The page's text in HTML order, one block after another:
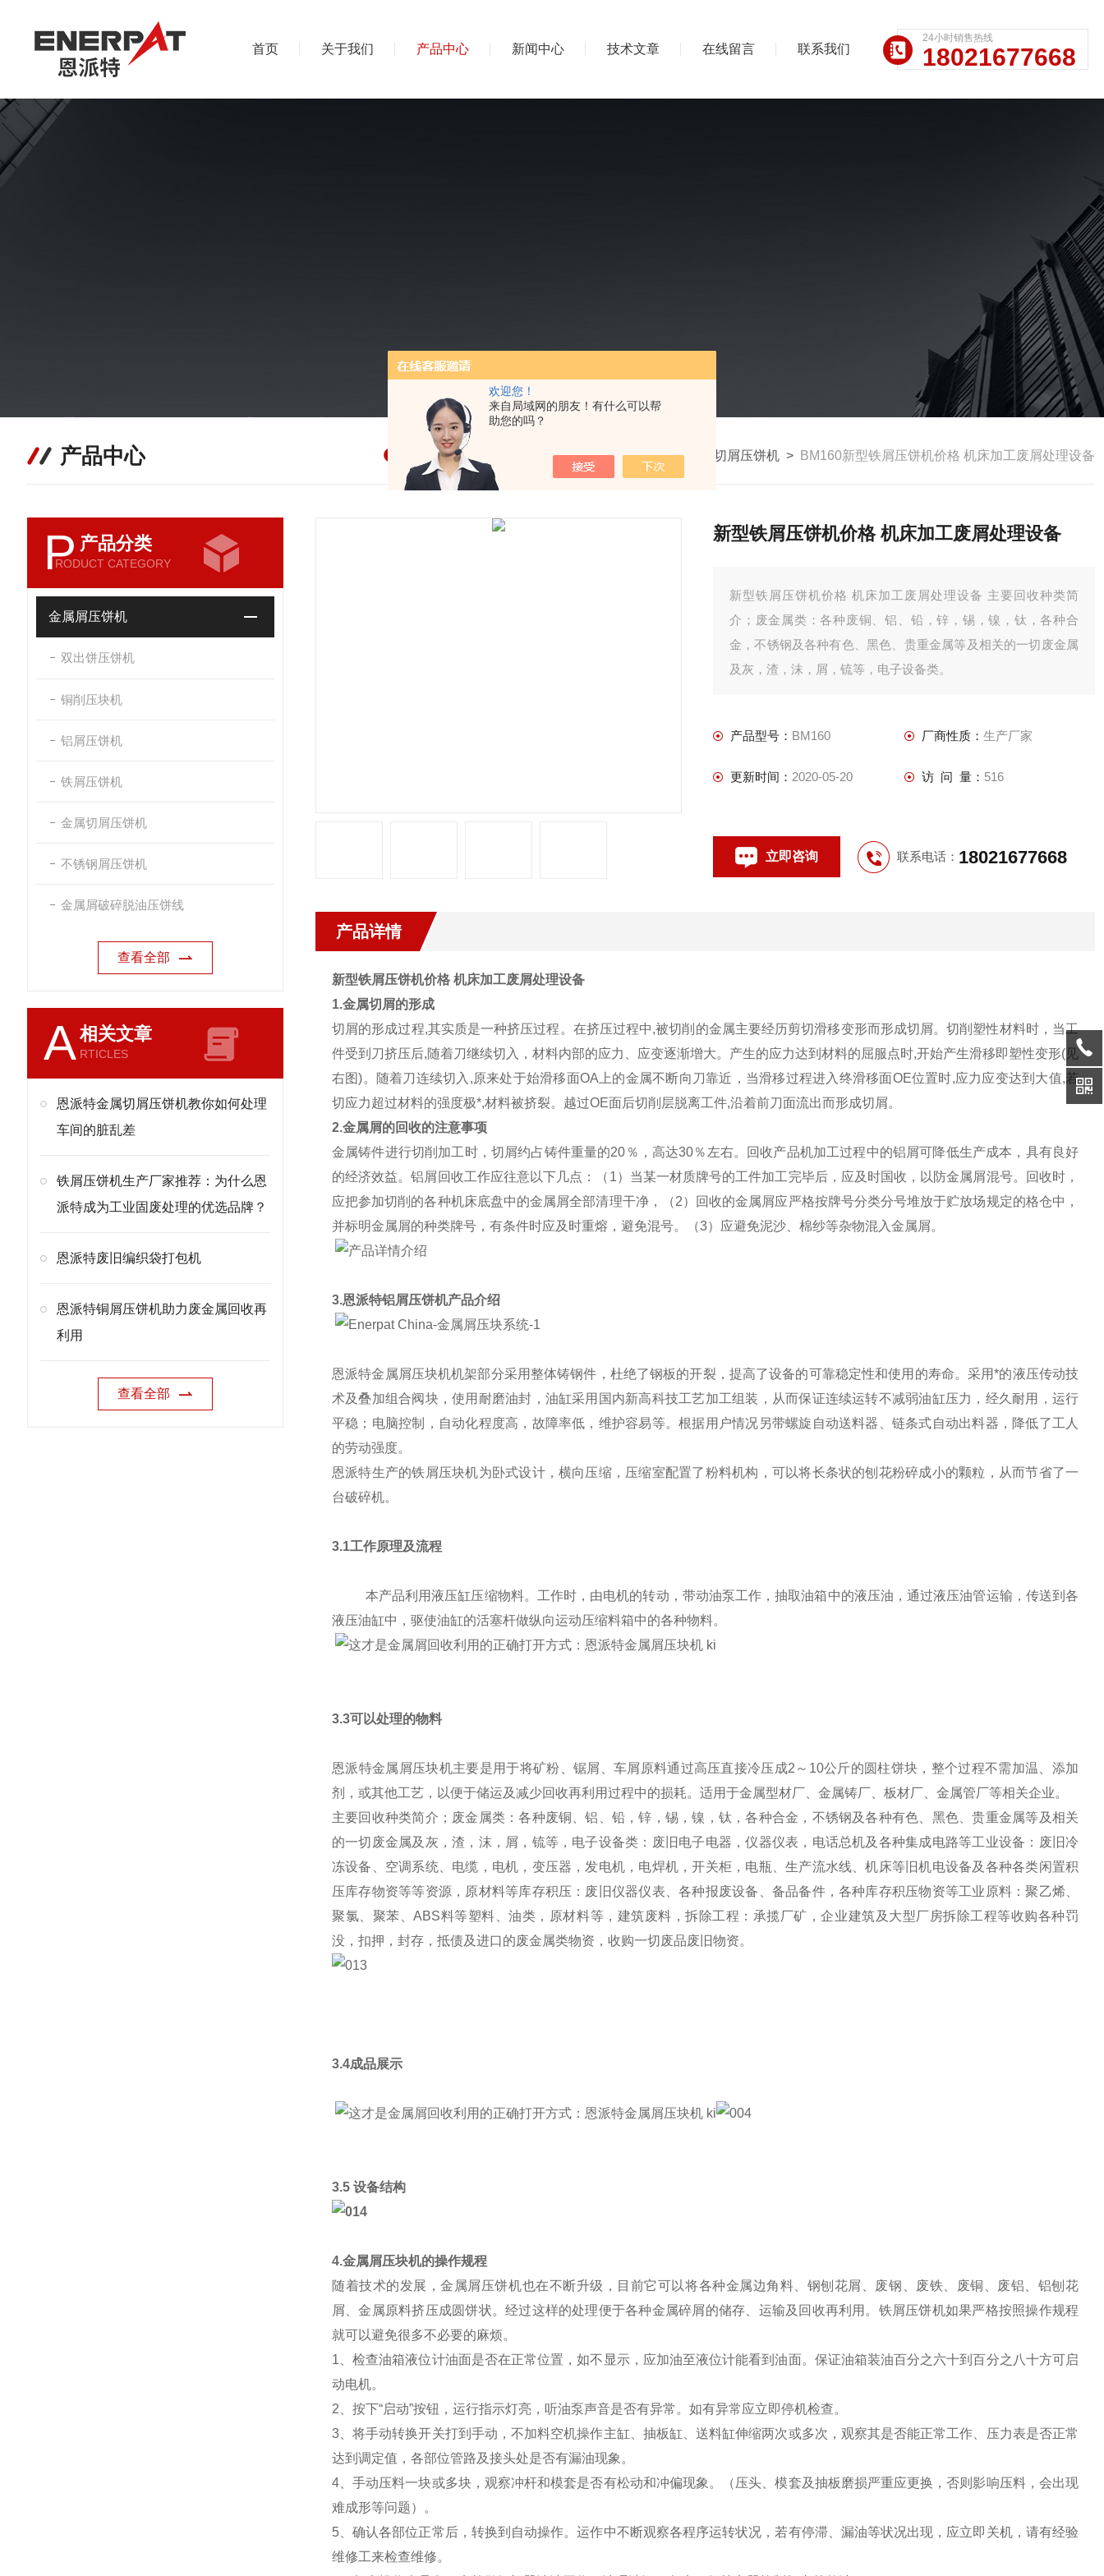
欢迎您！
来自局域网的朋友！有什么可以帮
助您的吗？
首页 关于我们 产品中心 新闻中心 技术文章 在线留言 联系我们
24小时销售热线
18021677668
产品中心 我的位置：首页 产品中心>金属屑压饼机> 金属切屑压饼机 > BM160新型铁屑压饼机价格 机床加工废屑处理设备
P 产品分类
RODUCT CATEGORY
金属屑压饼机
双出饼压饼机
铜削压块机
铝屑压饼机
铁屑压饼机
金属切屑压饼机
不锈钢屑压饼机
金属屑破碎脱油压饼线
查看全部
A相关文章
RTICLES
恩派特金属切屑压饼机教你如何处理
车间的脏乱差
铁屑压饼机生产厂家推荐：为什么恩
派特成为工业固废处理的优选品牌？
恩派特废旧编织袋打包机
恩派特铜屑压饼机助力废金属回收再
利用
查看全部
新型铁屑压饼机价格 机床加工废屑处理设备
新型铁屑压饼机价格 机床加工废屑处理设备 主要回收种类简
介；废金属类：各种废铜、铝、铅，锌，锡，镍，钛，各种合
金，不锈钢及各种有色、黑色、贵重金属等及相关的一切废金属
及灰，渣，沫，屑，锍等，电子设备类。
产品型号： BM160 厂商性质： 生产厂家
更新时间： 2020-05-20 访 问 量： 516
立即咨询 联系电话： 18021677668
产品详情
新型铁屑压饼机价格 机床加工废屑处理设备
1.金属切屑的形成
切屑的形成过程,其实质是一种挤压过程。在挤压过程中,被切削的金属主要经历剪切滑移变形而形成切屑。切削塑性材料时，当工
件受到刀挤压后,随着刀继续切入，材料内部的应力、应变逐渐增大。产生的应力达到材料的屈服点时,开始产生滑移即塑性变形(见
右图)。随着刀连续切入,原来处于始滑移面OA上的金属不断向刀靠近，当滑移过程进入终滑移面OE位置时,应力应变达到大值,若
切应力超过材料的强度极*,材料被挤裂。越过OE面后切削层脱离工件,沿着前刀面流出而形成切屑。
2.金属屑的回收的注意事项
金属铸件进行切削加工时，切屑约占铸件重量的20％，高达30％左右。回收产品机加工过程中的铝屑可降低生产成本，具有良好
的经济效益。铝屑回收工作应往意以下几点：（1）当某一材质牌号的工件加工完毕后，应及时国收，以防金属屑混号。回收时，
应把参加切削的各种机床底盘中的金属屑全部清理干净，（2）回收的金属屑应严格按牌号分类分号堆放于贮放场规定的格仓中，
并标明金属屑的种类牌号，有条件时应及时重熔，避免混号。（3）应避免泥沙、棉纱等杂物混入金属屑。
3.恩派特铝屑压饼机产品介绍
恩派特金属屑压块机机架部分采用整体铸钢件，杜绝了钢板的开裂，提高了设备的可靠稳定性和使用的寿命。采用*的液压传动技
术及叠加组合阀块，使用耐磨油封，油缸采用国内新高科技工艺加工组装，从而保证连续运转不减弱油缸压力，经久耐用，运行
平稳；电脑控制，自动化程度高，故障率低，维护容易等。根据用户情况另带螺旋自动送料器、链条式自动出料器，降低了工人
的劳动强度。
恩派特生产的铁屑压块机为卧式设计，横向压缩，压缩室配置了粉料机构，可以将长条状的刨花粉碎成小的颗粒，从而节省了一
台破碎机。
3.1工作原理及流程
本产品利用液压缸压缩物料。工作时，由电机的转动，带动油泵工作，抽取油箱中的液压油，通过液压油管运输，传送到各
液压油缸中，驱使油缸的活塞杆做纵向运动压缩料箱中的各种物料。
3.3可以处理的物料
恩派特金属屑压块机主要是用于将矿粉、锯屑、车屑原料通过高压直接冷压成2～10公斤的圆柱饼块，整个过程不需加温、添加
剂，或其他工艺，以便于储运及减少回收再利用过程中的损耗。适用于金属型材厂、金属铸厂、板材厂、金属管厂等相关企业。
主要回收种类简介；废金属类：各种废铜、铝、铅，锌，锡，镍，钛，各种合金，不锈钢及各种有色、黑色、贵重金属等及相关
的一切废金属及灰，渣，沫，屑，锍等，电子设备类：废旧电子电器，仪器仪表，电话总机及各种集成电路等工业设备：废旧冷
冻设备、空调系统、电缆，电机，变压器，发电机，电焊机，开关柜，电瓶、生产流水线、机床等旧机电设备及各种各类闲置积
压库存物资等等资源，原材料等库存积压：废旧仪器仪表、各种报废设备、备品备件，各种库存积压物资等工业原料：聚乙烯、
聚氯、聚苯、ABS料等塑料、油类，原材料等，建筑废料，拆除工程：承揽厂矿，企业建筑及大型厂房拆除工程等收购各种罚
没，扣押，封存，抵债及进口的废金属类物资，收购一切废品废旧物资。
3.4成品展示
3.5 设备结构
4.金属屑压块机的操作规程
随着技术的发展，金属屑压饼机也在不断升级，目前它可以将各种金属边角料、钢刨花屑、废钢、废铁、废铜、废铝、铝刨花
屑、金属原料挤压成圆饼状。经过这样的处理便于各种金属碎屑的储存、运输及回收再利用。铁屑压饼机如果严格按照操作规程
就可以避免很多不必要的麻烦。
1、检查油箱液位计油面是否在正常位置，如不显示，应加油至液位计能看到油面。保证油箱装油百分之六十到百分之八十方可启
动电机。
2、按下“启动”按钮，运行指示灯亮，听油泵声音是否有异常。如有异常应立即停机检查。
3、将手动转换开关打到手动，不加料空机操作主缸、抽板缸、送料缸伸缩两次或多次，观察其是否能正常工作、压力表是否正常
达到调定值，各部位管路及接头处是否有漏油现象。
4、手动压料一块或多块，观察冲杆和模套是否有松动和冲偏现象。（压头、模套及抽板磨损严重应更换，否则影响压料，会出现
难成形等问题）。
5、确认各部位正常后，转换到自动操作。运作中不断观察各程序运转状况，若有停滞、漏油等状况出现，应立即关机，请有经验
维修工来检查维修。